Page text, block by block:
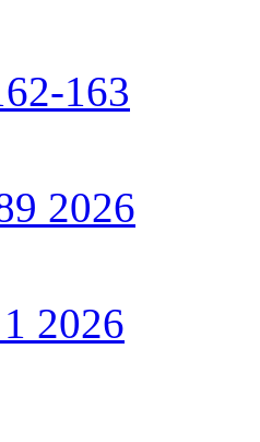
163
2026
2026